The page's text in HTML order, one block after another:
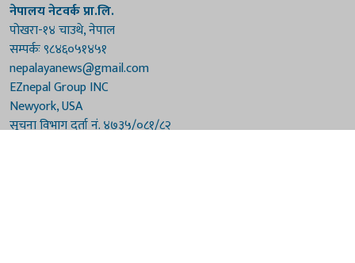
नेपालय नेटवर्क प्रा.लि.
पोखरा-१४ चाउथे, नेपाल
सम्पर्कः ९८४६०५१४५१
nepalayanews@gmail.com
EZnepal Group INC
Newyork, USA
सूचना विभाग दर्ता नं. ४७३५/०८१/८२